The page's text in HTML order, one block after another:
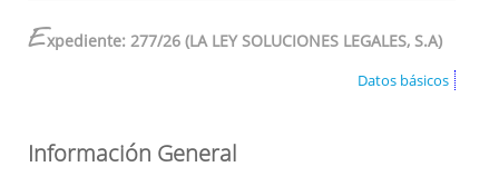
Expediente: 277/26 (LA LEY SOLUCIONES LEGALES, S.A)
Datos básicos
Información General